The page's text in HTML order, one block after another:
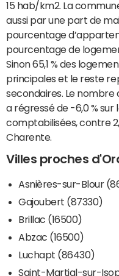
15 hab/km2. La
aussi par une part de
pourcentage
pourcentage de
Sinon 65,1 % des
principales et le reste
secondaires. Le
a régressé de -6,0 % sur
comptabilisées, contre
Charente.
Villes proches
Asnières-sur-Blour
Gajoubert (87330)
Brillac (16500)
Abzac (16500)
Luchapt (86430)
Saint-Martial-sur-